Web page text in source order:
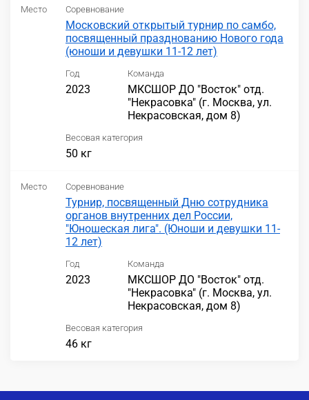
Место Соревнование
Московский открытый турнир по самбо,
посвященный празднованию Нового года
(юноши и девушки 11-12 лет)
Год
2023
Команда
МКСШОР ДО "Восток" отд.
"Некрасовка" (г. Москва, ул.
Некрасовская, дом 8)
Весовая категория
50 кг
Место Соревнование
Турнир, посвященный Дню сотрудника
органов внутренних дел России,
"Юношеская лига". (Юноши и девушки 11-
12 лет)
Год
2023
Команда
МКСШОР ДО "Восток" отд.
"Некрасовка" (г. Москва, ул.
Некрасовская, дом 8)
Весовая категория
46 кг